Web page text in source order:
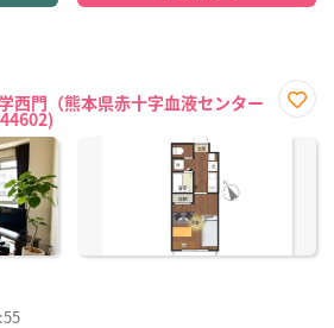
西門（熊本県赤十字血液センター
に入